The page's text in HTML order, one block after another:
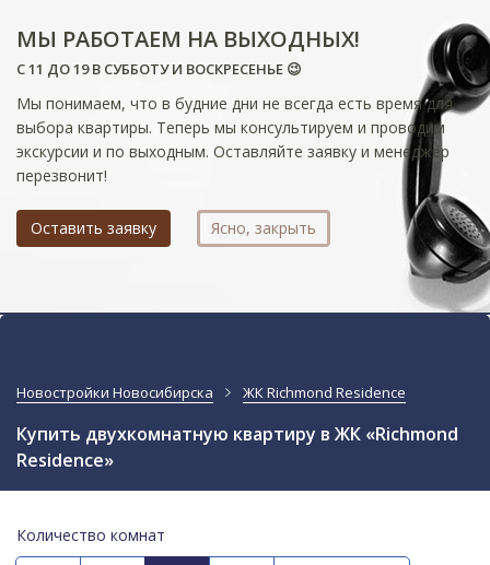
МЫ РАБОТАЕМ НА ВЫХОДНЫХ!
С 11 ДО 19 В СУББОТУ И ВОСКРЕСЕНЬЕ 😉
Мы понимаем, что в будние дни не всегда есть время для
выбора квартиры. Теперь мы консультируем и проводим
экскурсии и по выходным. Оставляйте заявку и менеджер
перезвонит!
Оставить заявку Ясно, закрыть
Новостройки Новосибирска ЖК Richmond Residence
Купить двухкомнатную квартиру в ЖК «Richmond
Residence»
Количество комнат